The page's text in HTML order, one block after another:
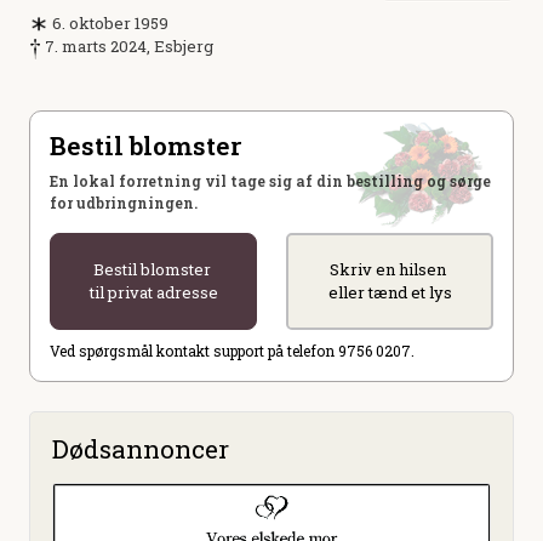
6. oktober 1959
7. marts 2024, Esbjerg
Bestil blomster
En lokal forretning vil tage sig af din bestilling og sørge
for udbringningen.
Bestil blomster
til privat adresse
Skriv en hilsen
eller tænd et lys
Ved spørgsmål kontakt support på telefon 9756 0207.
Dødsannoncer